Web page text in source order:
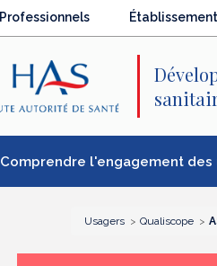
Professionnels
Comprendre l'engagement des
Usagers Qualiscope